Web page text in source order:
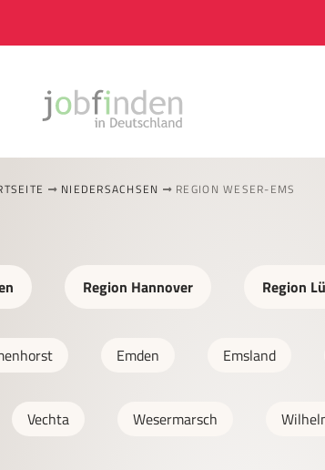
NIEDERSACHSEN REGION WESER-EMS
Region Hannover Region
Emden Emsland
Vechta Wesermarsch